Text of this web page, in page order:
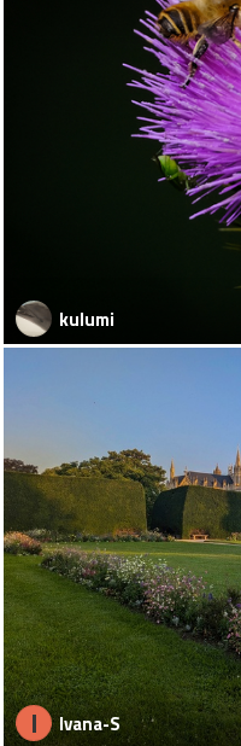
kulumi
I Ivana-S